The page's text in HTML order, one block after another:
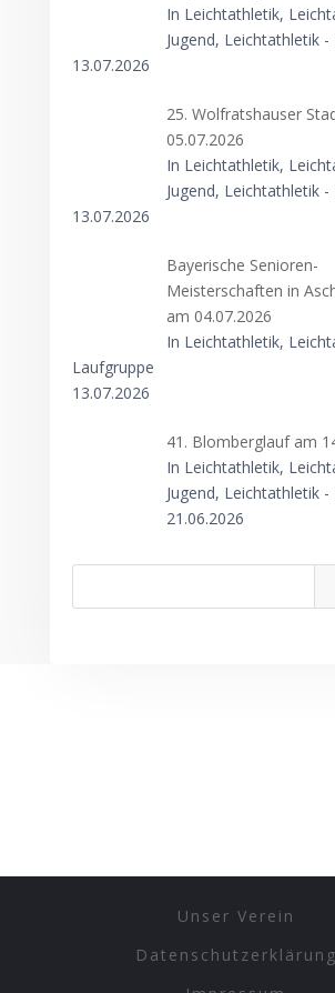
In Leichtathletik,
Jugend, Leichtathletik
13.07.2026
25. Wolfratshauser
05.07.2026
In Leichtathletik,
Jugend, Leichtathletik
13.07.2026
Bayerische Senioren-
Meisterschaften in
am 04.07.2026
In Leichtathletik,
Laufgruppe
13.07.2026
41. Blomberglauf am
In Leichtathletik,
Jugend, Leichtathletik
21.06.2026
Unser Verein
Datenschutzerklärung